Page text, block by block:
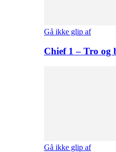
Gå ikke glip af
Chief 1 – Tro og
Gå ikke glip af